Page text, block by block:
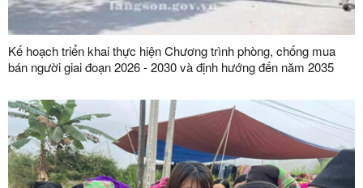
Kế hoạch triển khai thực hiện Chương trình phòng, chống mua
bán người giai đoạn 2026 - 2030 và định hướng đến năm 2035